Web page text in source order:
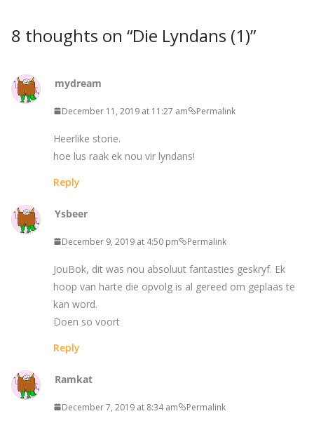
8 thoughts on “Die Lyndans (1)”
mydream
December 11, 2019 at 11:27 am Permalink
Heerlike storie.
hoe lus raak ek nou vir lyndans!
Reply
Ysbeer
December 9, 2019 at 4:50 pm Permalink
JouBok, dit was nou absoluut fantasties geskryf. Ek
hoop van harte die opvolg is al gereed om geplaas te
kan word.
Doen so voort
Reply
Ramkat
December 7, 2019 at 8:34 am Permalink